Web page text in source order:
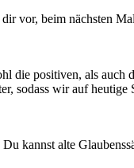
vor, beim nächsten
positiven, als auch
sodass wir auf
kannst alte